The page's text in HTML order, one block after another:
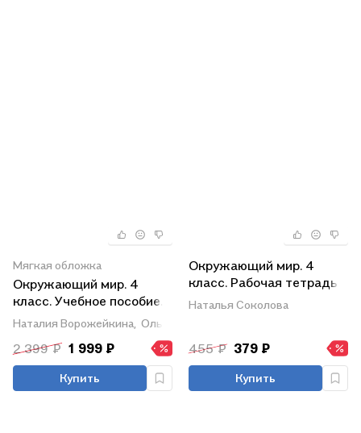
Мягкая обложка
Окружающий мир. 4
класс. Учебное пособие.
В двух частях. Часть 1.
ФГОС 2021
Наталия Ворожейкина, Ольга Поглазова,
2 399 ₽ 1 999 ₽
Купить
Окружающий мир. 4
класс. Рабочая тетрадь
№ 2. К учебнику А.А.
«Окружающий мир. 4
класс. В 2-х частях.
Часть 2». ФГОС НОВЫЙ
Наталья Соколова
455 ₽ 379 ₽
Купить